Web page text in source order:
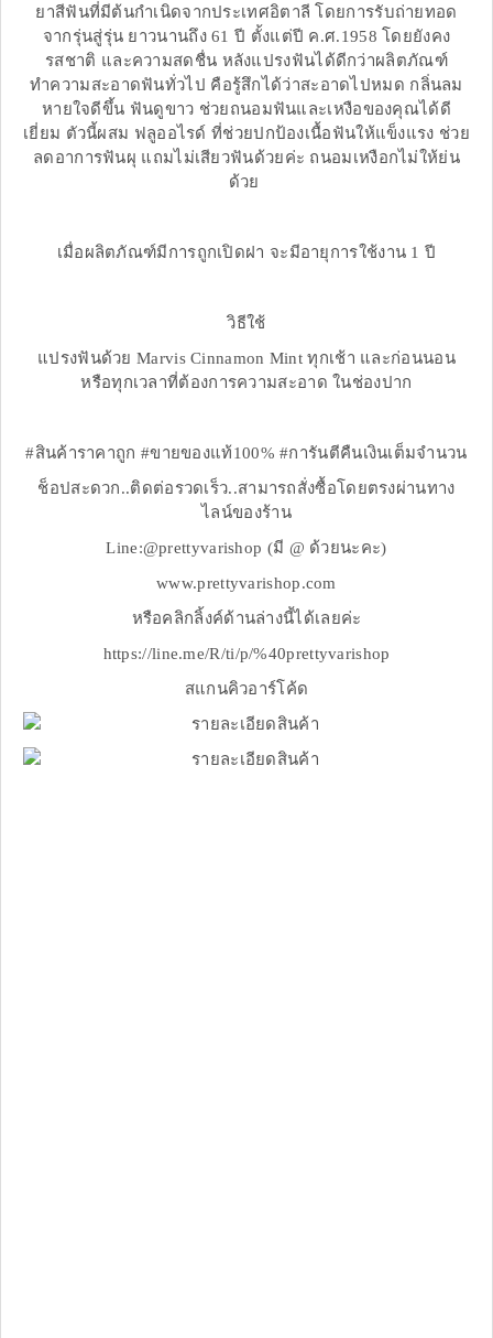
ยาสีฟันที่มีต้นกำเนิดจากประเทศอิตาลี โดยการรับถ่ายทอด
จากรุ่นสู่รุ่น ยาวนานถึง 61 ปี ตั้งแต่ปี ค.ศ.1958 โดยยังคง
รสชาติ และความสดชื่น หลังแปรงฟันได้ดีกว่าผลิตภัณฑ์
ทำความสะอาดฟันทั่วไป คือรู้สึกได้ว่าสะอาดไปหมด กลิ่นลม
หายใจดีขึ้น ฟันดูขาว ช่วยถนอมฟันและเหงือของคุณได้ดี
เยี่ยม ตัวนี้ผสม ฟลูออไรด์ ที่ช่วยปกป้องเนื้อฟันให้แข็งแรง ช่วย
ลดอาการฟันผุ แถมไม่เสียวฟันด้วยค่ะ ถนอมเหงือกไม่ให้ย่น
ด้วย
เมื่อผลิตภัณฑ์มีการถูกเปิดฝา จะมีอายุการใช้งาน 1 ปี
วิธีใช้
แปรงฟันด้วย Marvis Cinnamon Mint ทุกเช้า และก่อนนอน
หรือทุกเวลาที่ต้องการความสะอาด ในช่องปาก
#สินค้าราคาถูก #ขายของแท้100% #การันตีคืนเงินเต็มจำนวน
ช็อปสะดวก..ติดต่อรวดเร็ว..สามารถสั่งซื้อโดยตรงผ่านทาง
ไลน์ของร้าน
Line:@prettyvarishop (มี @ ด้วยนะคะ)
www.prettyvarishop.com
หรือคลิกลิ้งค์ด้านล่างนี้ได้เลยค่ะ
https://line.me/R/ti/p/%40prettyvarishop
สแกนคิวอาร์โค้ด